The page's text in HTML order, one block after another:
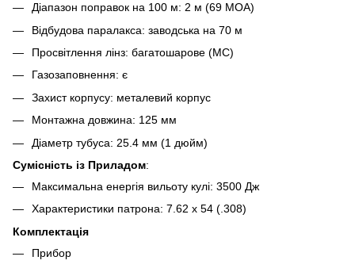
Діапазон поправок на 100 м: 2 м (69 MOA)
Відбудова паралакса: заводська на 70 м
Просвітлення лінз: багатошарове (MC)
Газозаповнення: є
Захист корпусу: металевий корпус
Монтажна довжина: 125 мм
Діаметр тубуса: 25.4 мм (1 дюйм)
Сумісність із Приладом:
Максимальна енергія вильоту кулі: 3500 Дж
Характеристики патрона: 7.62 x 54 (.308)
Комплектація
Прибор